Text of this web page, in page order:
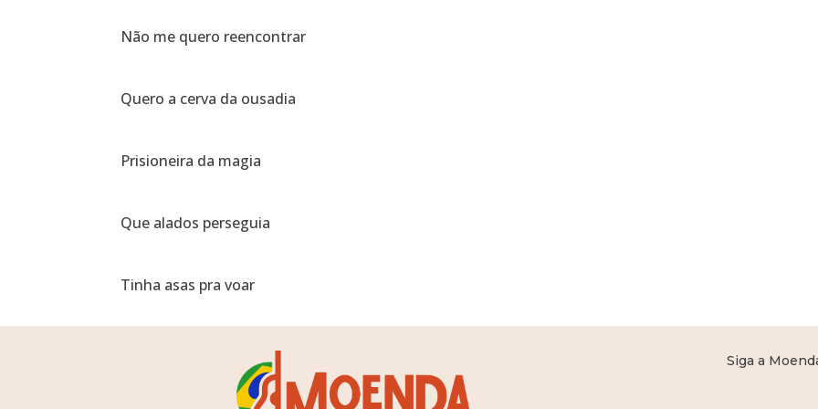
Não me quero reencontrar
Quero a cerva da ousadia
Prisioneira da magia
Que alados perseguia
Tinha asas pra voar
Siga a